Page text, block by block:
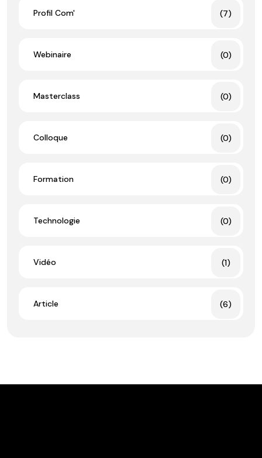
Profil Com' (7)
Webinaire (0)
Masterclass (0)
Colloque (0)
Formation (0)
Technologie (0)
Vidéo (1)
Article (6)